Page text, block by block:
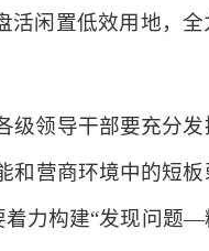
活闲置低效用地，全
级领导干部要充分发
和营商环境中的短板
着力构建“发现问题